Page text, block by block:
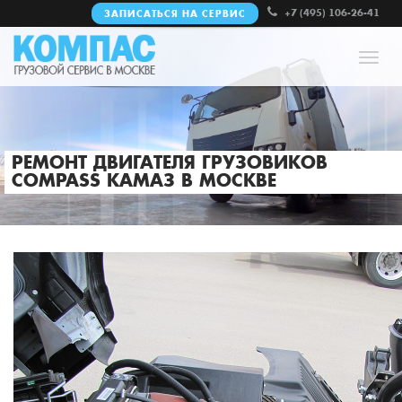
ЗАПИСАТЬСЯ НА СЕРВИС +7 (495) 106-26-41
РЕМОНТ ДВИГАТЕЛЯ ГРУЗОВИКОВ
COMPASS КАМАЗ В МОСКВЕ